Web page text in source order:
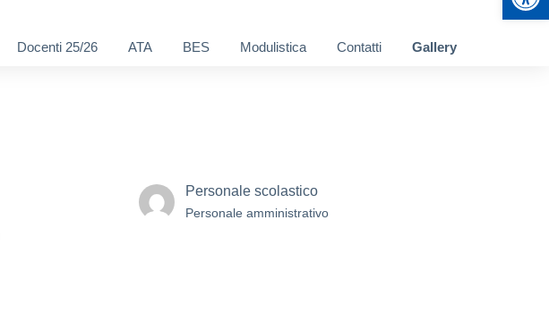
Docenti 25/26 ATA BES Modulistica Contatti Gallery
Personale scolastico
Personale amministrativo